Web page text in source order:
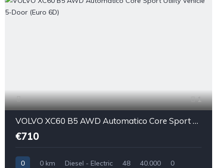
1
VOLVO XC60 B5 AWD Automatico Core Sport Utility Vehicle 5-Door (Euro 6D)
€710
0 0 km Diesel - Electric 48 40.000 0